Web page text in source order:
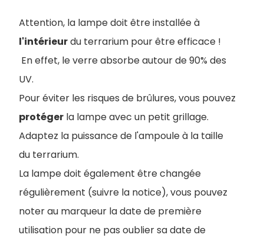
Attention, la lampe doit être installée à
l'intérieurdu terrarium pour être efficace !
En effet, le verre absorbe autour de 90% des
UV.
Pour éviter les risques de brûlures, vous pouvez
protéger la lampe avec un petit grillage.
Adaptez la puissance de l'ampoule à la taille
du terrarium.
La lampe doit également être changée
régulièrement (suivre la notice), vous pouvez
noter au marqueur la date de première
utilisation pour ne pas oublier sa date de